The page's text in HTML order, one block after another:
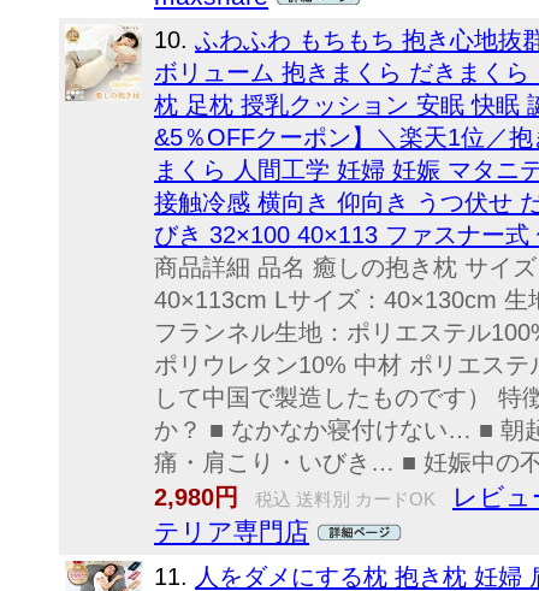
10. ふわふわ もちもち 抱き心地抜
ボリューム 抱きまくら だきまく
枕 足枕 授乳クッション 安眠 快眠
&5％OFFクーポン】＼楽天1位／
まくら 人間工学 妊婦 妊娠 マタニ
接触冷感 横向き 仰向き うつ伏せ
びき 32×100 40×113 ファスナー式
商品詳細 品名 癒しの抱き枕 サイ
40×113cm Lサイズ：40×130cm
フランネル生地：ポリエステル
ポリウレタン10% 中材 ポリエス
して中国で製造したものです） 特
か？ ■ なかなか寝付けない… ■ 朝
痛・肩こり・いびき… ■ 妊娠中の
2,980円
税込 送料別 カードOK
レビュ
テリア専門店
11. 人をダメにする枕 抱き枕 妊婦